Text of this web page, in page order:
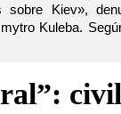
sobre Kiev»,
Kuleba.